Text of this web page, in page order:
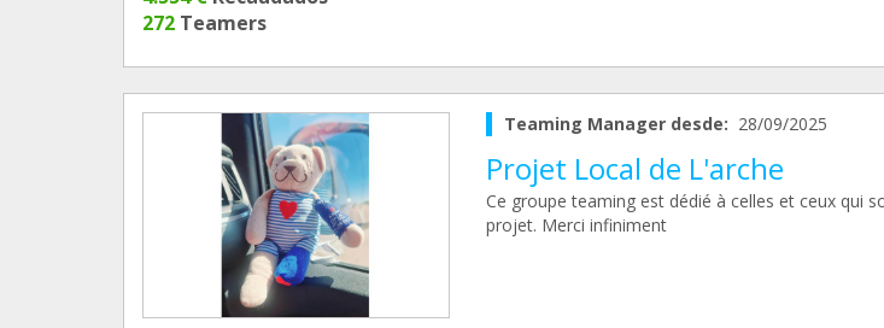
272 Teamers
Teaming Manager desde: 28/09/2025
Projet Local de L'arche
Ce groupe teaming est dédié à celles et ceux qui
projet. Merci infiniment